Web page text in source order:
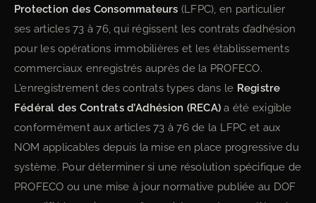
Protection des Consommateurs (LFPC), en particulier
ses articles 73 à 76, qui régissent les contrats d’adhésion
pour les opérations immobilières et les établissements
commerciaux enregistrés auprès de la PROFECO.
L’enregistrement des contrats types dans le Registre
Fédéral des Contrats d’Adhésion (RECA) a été exigible
conformément aux articles 73 à 76 de la LFPC et aux
NOM applicables depuis la mise en place progressive du
système. Pour déterminer si une résolution spécifique de
PROFECO ou une mise à jour normative publiée au DOF